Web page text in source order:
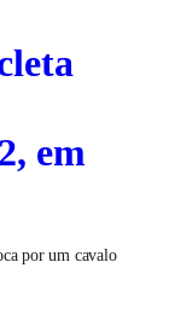
em
por um cavalo